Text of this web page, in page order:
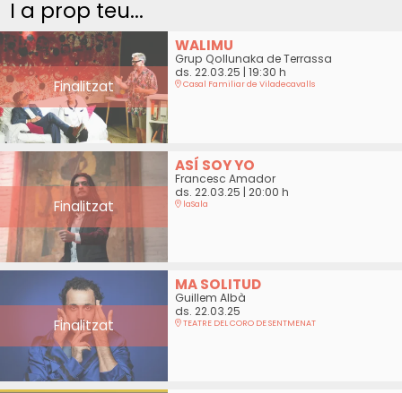
I a prop teu...
Finalitzat
WALIMU
Grup Qollunaka de Terrassa
ds. 22.03.25 | 19:30 h
Casal Familiar de Viladecavalls
Finalitzat
ASÍ SOY YO
Francesc Amador
ds. 22.03.25 | 20:00 h
laSala
Finalitzat
MA SOLITUD
Guillem Albà
ds. 22.03.25
TEATRE DEL CORO DE SENTMENAT